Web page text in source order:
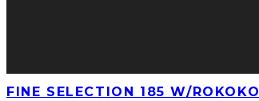
FINE SELECTION 185 W/ROKOKO